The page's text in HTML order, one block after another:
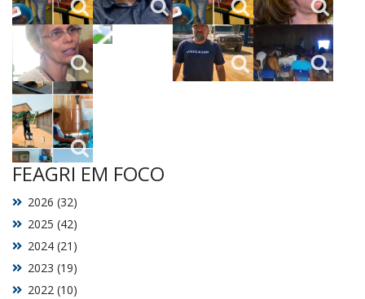
FEAGRI EM FOCO
2022 (10)
2023 (19)
2024 (21)
2025 (42)
2026 (32)